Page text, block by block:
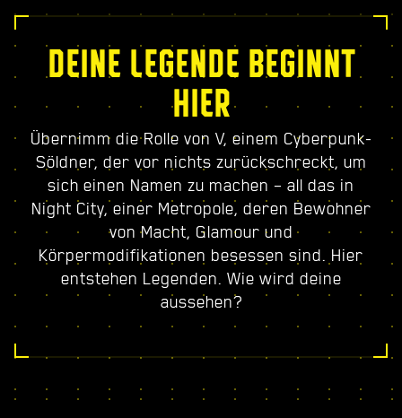
DEINE LEGENDE BEGINNT
HIER
Übernimm die Rolle von V, einem Cyberpunk-
Söldner, der vor nichts zurückschreckt, um
sich einen Namen zu machen – all das in
Night City, einer Metropole, deren Bewohner
von Macht, Glamour und
Körpermodifikationen besessen sind. Hier
entstehen Legenden. Wie wird deine
aussehen?